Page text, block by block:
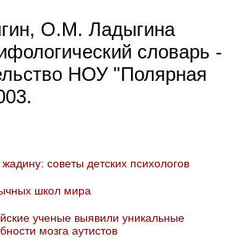
О.М. Ладыгина
словарь -
НОУ "Полярная
советы детских психологов
школ мира
ученые выявили уникальные
мозга аутистов